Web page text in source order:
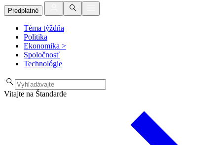
Predplatné
Téma týždňa
Politika
Ekonomika >
Spoločnosť
Technológie
Vitajte na Štandarde